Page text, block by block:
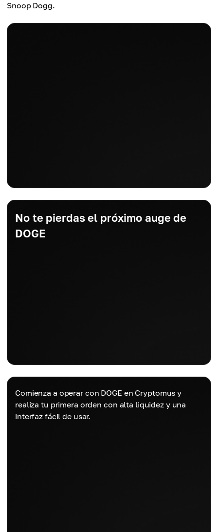
Snoop Dogg.
No te pierdas el próximo auge de
DOGE
Comienza a operar con DOGE en Cryptomus y
realiza tu primera orden con alta liquidez y una
interfaz fácil de usar.